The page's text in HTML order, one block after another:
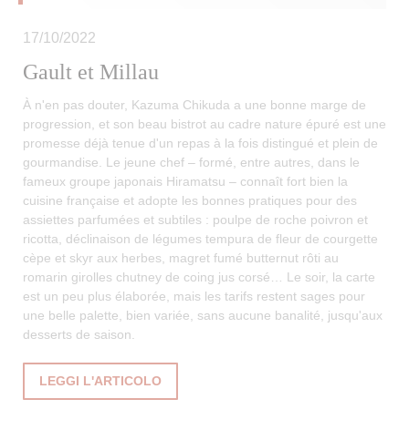
Gault et Millau
17/10/2022
À n'en pas douter, Kazuma Chikuda a une bonne marge de
progression, et son beau bistrot au cadre nature épuré est une
promesse déjà tenue d'un repas à la fois distingué et plein de
gourmandise. Le jeune chef – formé, entre autres, dans le
fameux groupe japonais Hiramatsu – connaît fort bien la
cuisine française et adopte les bonnes pratiques pour des
assiettes parfumées et subtiles : poulpe de roche poivron et
ricotta, déclinaison de légumes tempura de fleur de courgette
cèpe et skyr aux herbes, magret fumé butternut rôti au
romarin girolles chutney de coing jus corsé… Le soir, la carte
est un peu plus élaborée, mais les tarifs restent sages pour
une belle palette, bien variée, sans aucune banalité, jusqu'aux
desserts de saison.
LEGGI L'ARTICOLO((APRE UNA NUOVA FINESTRA))